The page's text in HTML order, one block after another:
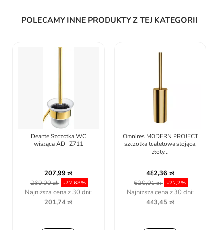
POLECAMY INNE PRODUKTY Z TEJ KATEGORII
Deante Szczotka WC
wisząca ADI_Z711
207,99 zł
269,00 zł -22,68%
Najniższa cena z 30 dni:
201,74 zł
Omnires MODERN PROJECT
szczotka toaletowa stojąca,
złoty...
482,36 zł
620,01 zł -22,2%
Najniższa cena z 30 dni:
443,45 zł